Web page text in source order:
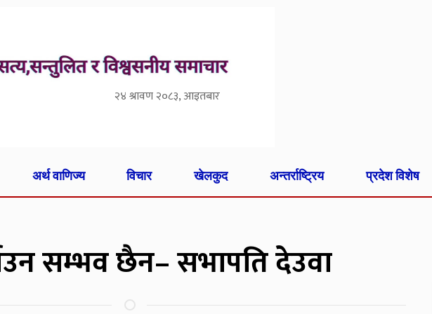
२४ श्रावण २०८३, आइतबार
अर्थ वाणिज्य विचार खेलकुद अन्तर्राष्ट्रिय प्रदेश विशेष
सम्भव छैन– सभापति देउवा